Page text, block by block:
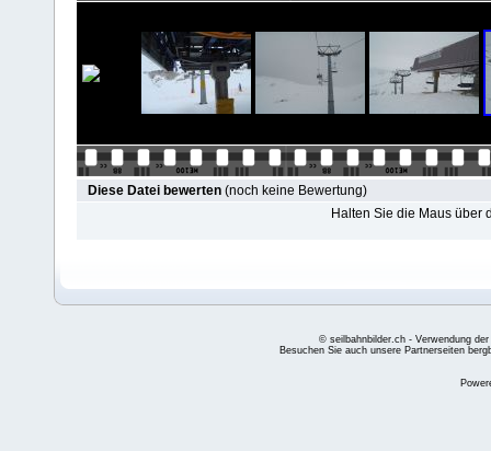
Diese Datei bewerten (noch keine Bewertung)
Halten Sie die Maus über
© seilbahnbilder.ch - Verwendung
Besuchen Sie auch unsere Partnerseiten